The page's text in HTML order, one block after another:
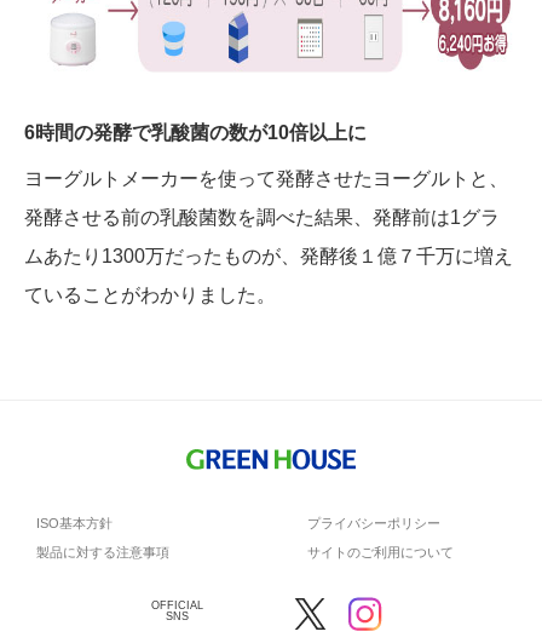
6時間の発酵で乳酸菌の数が10倍以上に
ヨーグルトメーカーを使って発酵させたヨーグルトと、
発酵させる前の乳酸菌数を調べた結果、発酵前は1グラ
ムあたり1300万だったものが、発酵後１億７千万に増え
ていることがわかりました。
ISO基本方針
プライバシーポリシー
製品に対する注意事項
サイトのご利用について
OFFICIAL
SNS